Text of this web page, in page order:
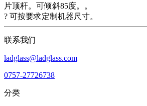
片顶杆。可倾斜85度。。
? 可按要求定制机器尺寸。
联系我们
ladglass@ladglass.com
0757-27726738
分类